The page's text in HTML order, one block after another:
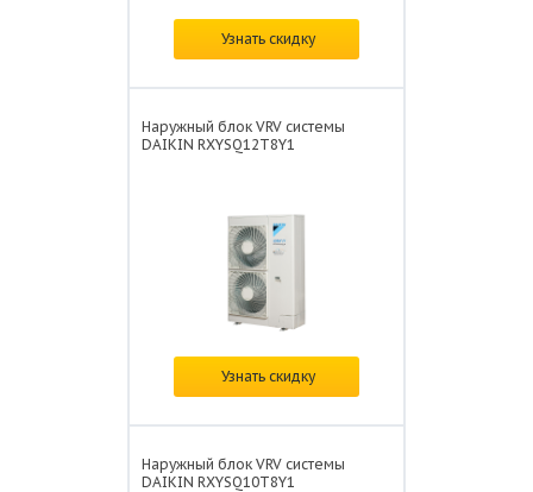
по запросу
Узнать скидку
Наружный блок VRV системы
DAIKIN RXYSQ12T8Y1
по запросу
Узнать скидку
Наружный блок VRV системы
DAIKIN RXYSQ10T8Y1